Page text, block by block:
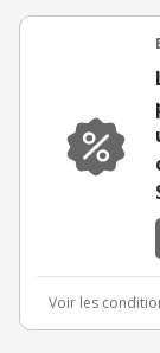
Voir les